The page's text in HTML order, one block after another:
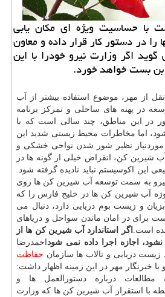
با حساسیت ویژه ای مكان یابی
را در دستور كار قرار داده و معاون
اگر وزارت نیرو خودرا با این
بن بست خواهد خورد.
از مهر، موضوع استفاده بیشتر از آب
در پهنه های ساحلی و تمرکز برنامه
در این مناطق، چند سالی است که با
اما مخاطرات محیط زیستی شدید این
نظیر شور شدن نواحی خشکی و
شیرین کن، انقراض خیلی از گونه ها در
این اکوسیستم نباید نادیده گرفته شود.
به سمت توسعه آب شیرین کن ها روی
آب شیرین کن ها در خلیج فارس را که
و زیست بوم دریایی دارد، دنبال می
برای در امان ماندن سواحل و دریاهای
است. اگر استاندارد آب شیرین کن ها از
اجازه اجرا داده نمی شوداحمدرضا
زیست دریایی و تالاب ها سازمان حفاظت
خبرنگار مهر در این زمینه اظهار داشت:
درباره دستورالعمل ها و
با استقرار آب شیرین کن ها که وزارت